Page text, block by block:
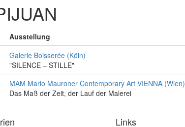
Ausstellung
Galerie Boisserée (Köln)
"SILENCE – STILLE"
MAM Mario Mauroner Contemporary Art VIENNA (Wien)
Das Maß der Zeit, der Lauf der Malerei
Links